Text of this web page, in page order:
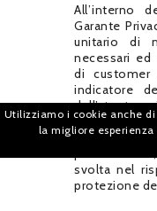
All’interno
Garante
unitario di
necessari ed
di customer
indicatore
dell’utente
offerta
differenti
svolta nel
protezione
Utilizziamo i cookie anche di
la migliore esperienza